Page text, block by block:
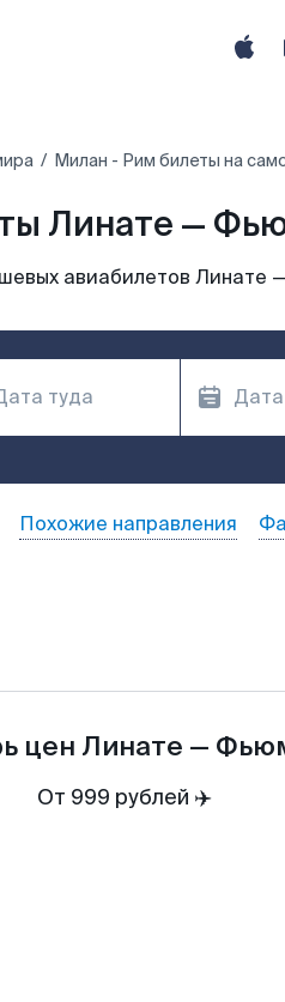
Милан - Рим билеты на
Линате —
авиабилетов Линате
Похожие направления
цен Линате —
От 999 рублей ✈️